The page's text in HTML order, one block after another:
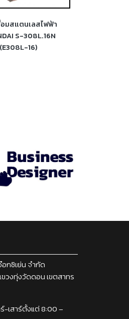
มสแตนเลสไฟฟ้า
S-308L.16N
(E308L-16)
กซิเย่น จำกัด
วงทุ่งวัดดอน เขตสาทร
-เสาร์ตั้งแต่ 8:00 –